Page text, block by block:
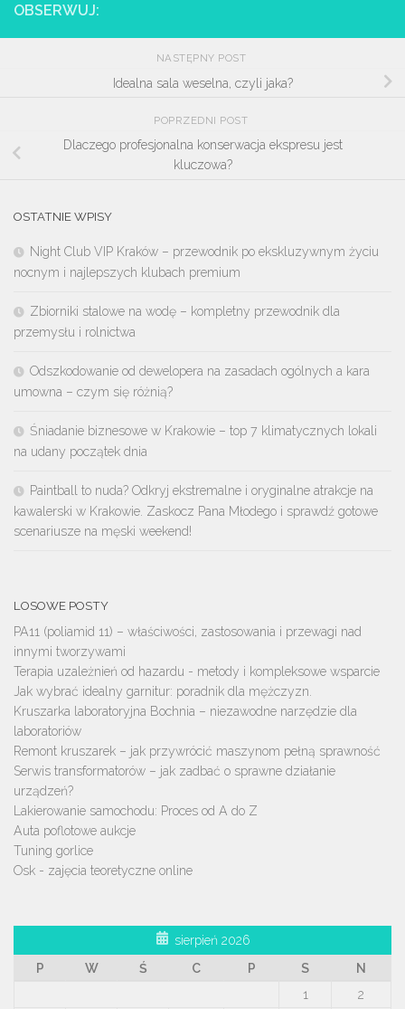
OBSERWUJ:
NASTĘPNY POST
Idealna sala weselna, czyli jaka?
POPRZEDNI POST
Dlaczego profesjonalna konserwacja ekspresu jest
kluczowa?
OSTATNIE WPISY
Night Club VIP Kraków – przewodnik po ekskluzywnym życiu
nocnym i najlepszych klubach premium
Zbiorniki stalowe na wodę – kompletny przewodnik dla
przemysłu i rolnictwa
Odszkodowanie od dewelopera na zasadach ogólnych a kara
umowna – czym się różnią?
Śniadanie biznesowe w Krakowie – top 7 klimatycznych lokali
na udany początek dnia
Paintball to nuda? Odkryj ekstremalne i oryginalne atrakcje na
kawalerski w Krakowie. Zaskocz Pana Młodego i sprawdź gotowe
scenariusze na męski weekend!
LOSOWE POSTY
PA11 (poliamid 11) – właściwości, zastosowania i przewagi nad
innymi tworzywami
Terapia uzależnień od hazardu - metody i kompleksowe wsparcie
Jak wybrać idealny garnitur: poradnik dla mężczyzn.
Kruszarka laboratoryjna Bochnia – niezawodne narzędzie dla
laboratoriów
Remont kruszarek – jak przywrócić maszynom pełną sprawność
Serwis transformatorów – jak zadbać o sprawne działanie
urządzeń?
Lakierowanie samochodu: Proces od A do Z
Auta poflotowe aukcje
Tuning gorlice
Osk - zajęcia teoretyczne online
sierpień 2026
P
W Ś C P S
N
1
2